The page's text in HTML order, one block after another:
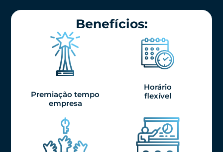
Benefícios:
Premiação tempo
empresa
Horário
flexível